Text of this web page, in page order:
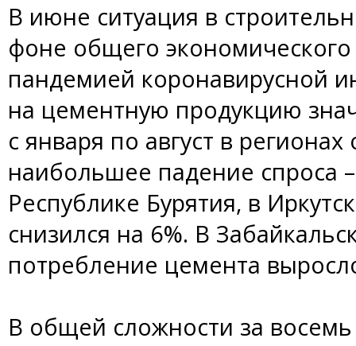
В июне ситуация в
фоне общего
пандемией коронавирусной
на цементную продукцию
с января по август в
наибольшее падение спроса
Республике Бурятия, в
снизился на 6%. В
потребление цемента
В общей сложности за